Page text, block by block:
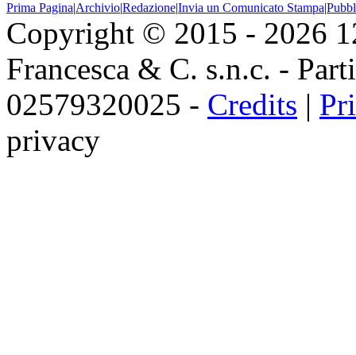
Prima Pagina|Archivio|Redazione|Invia un Comunicato Stampa|
Copyright © 2015 - 2026
Francesca & C. s.n.c. -
02579320025 - Credits |
privacy